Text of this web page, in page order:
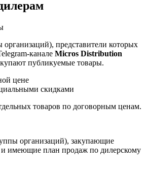
представители которых
канале Micros Distribution
публикуемые товары.
цене
скидками
товаров по договорным ценам.
организаций), закупающие
имеющие план продаж по дилерскому